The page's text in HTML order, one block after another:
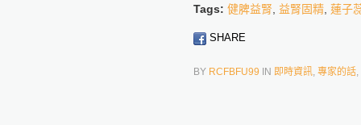
Tags: 健脾益腎, 益腎固精, 蓮子
SHARE
BY RCFBFU99 IN 即時資訊, 專家的話,